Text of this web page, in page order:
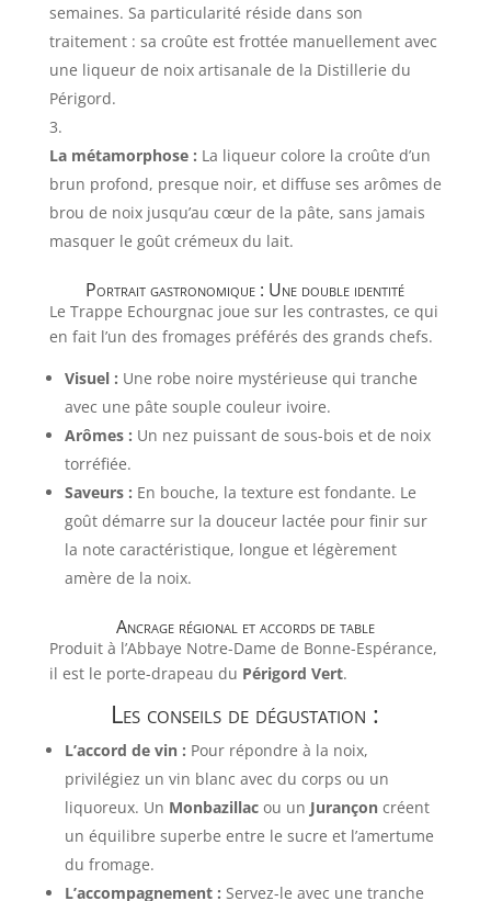
semaines. Sa particularité réside dans son
traitement : sa croûte est frottée manuellement avec
une liqueur de noix artisanale de la Distillerie du
Périgord.
La métamorphose : La liqueur colore la croûte d’un
brun profond, presque noir, et diffuse ses arômes de
brou de noix jusqu’au cœur de la pâte, sans jamais
masquer le goût crémeux du lait.
Portrait gastronomique : Une double identité
Le Trappe Echourgnac joue sur les contrastes, ce qui
en fait l’un des fromages préférés des grands chefs.
Visuel : Une robe noire mystérieuse qui tranche
avec une pâte souple couleur ivoire.
Arômes : Un nez puissant de sous-bois et de noix
torréfiée.
Saveurs : En bouche, la texture est fondante. Le
goût démarre sur la douceur lactée pour finir sur
la note caractéristique, longue et légèrement
amère de la noix.
Ancrage régional et accords de table
Produit à l’Abbaye Notre-Dame de Bonne-Espérance,
il est le porte-drapeau du Périgord Vert.
Les conseils de dégustation :
L’accord de vin : Pour répondre à la noix,
privilégiez un vin blanc avec du corps ou un
liquoreux. Un Monbazillacou un Jurançoncréent
un équilibre superbe entre le sucre et l’amertume
du fromage.
L’accompagnement : Servez-le avec une tranche